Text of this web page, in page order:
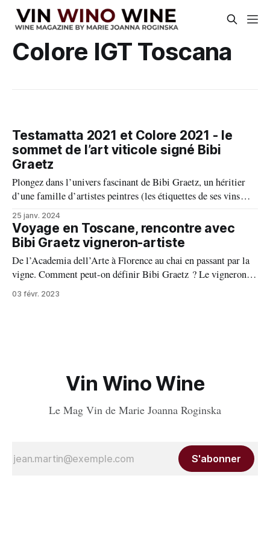
Colore IGT Toscana
Testamatta 2021 et Colore 2021 - le
sommet de l’art viticole signé Bibi
Graetz
Plongez dans l’univers fascinant de Bibi Graetz, un héritier
d’une famille d’artistes peintres (les étiquettes de ses vins
témoignent de son héritage familial), dont sa passion se
déverse aujourd’hui dans les vignes et les vins, qu’il façonne.
En seulement deux décennies, cet homme talentueux est
25 janv. 2024
Voyage en Toscane, rencontre avec
Bibi Graetz vigneron-artiste
De l’Academia dell’Arte à Florence au chai en passant par la
vigne. Comment peut-on définir Bibi Graetz ? Le vigneron-
artiste, l’artiste-vigneron ou les deux à la fois… J’ai
03 févr. 2023
Vin Wino Wine
Le Mag Vin de Marie Joanna Roginska
S'abonner